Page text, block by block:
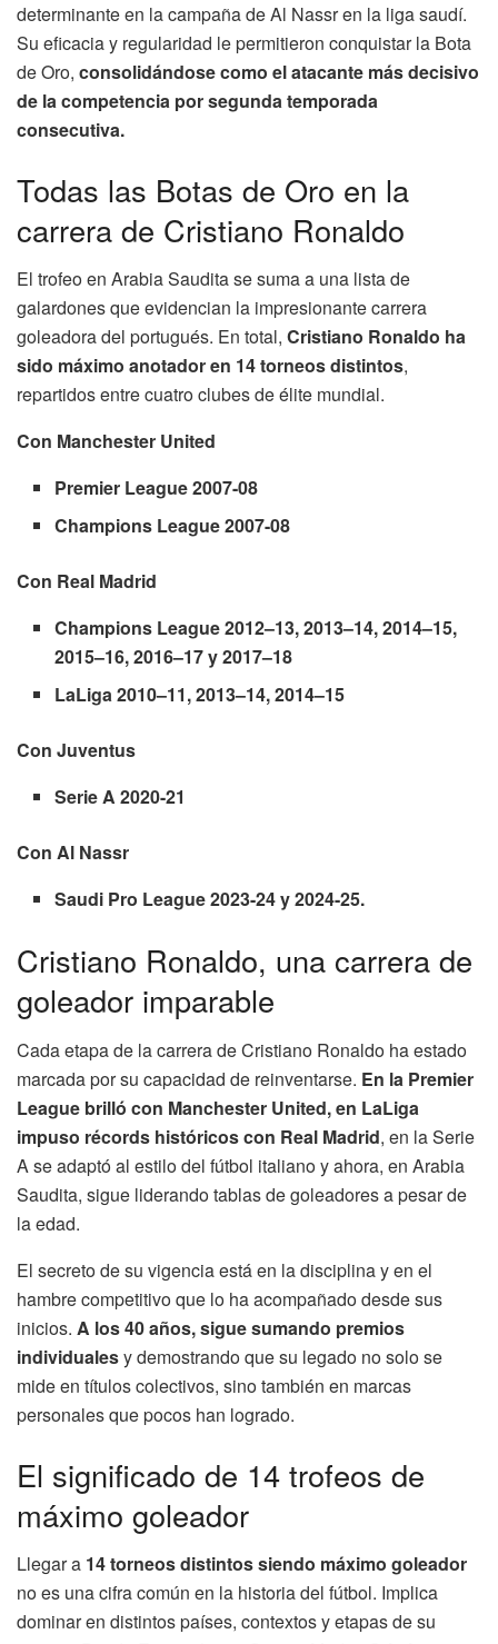
determinante en la campaña de Al Nassr en la liga saudí.
Su eficacia y regularidad le permitieron conquistar la Bota
de Oro, consolidándose como el atacante más decisivo
de la competencia por segunda temporada
consecutiva.
Todas las Botas de Oro en la
carrera de Cristiano Ronaldo
El trofeo en Arabia Saudita se suma a una lista de
galardones que evidencian la impresionante carrera
goleadora del portugués. En total, Cristiano Ronaldo ha
sido máximo anotador en 14 torneos distintos,
repartidos entre cuatro clubes de élite mundial.
Con Manchester United
Premier League 2007-08
Champions League 2007-08
Con Real Madrid
Champions League 2012–13, 2013–14, 2014–15,
2015–16, 2016–17 y 2017–18
LaLiga 2010–11, 2013–14, 2014–15
Con Juventus
Serie A 2020-21
Con Al Nassr
Saudi Pro League 2023-24 y 2024-25.
Cristiano Ronaldo, una carrera de
goleador imparable
Cada etapa de la carrera de Cristiano Ronaldo ha estado
marcada por su capacidad de reinventarse. En la Premier
League brilló con Manchester United, en LaLiga
impuso récords históricos con Real Madrid, en la Serie
A se adaptó al estilo del fútbol italiano y ahora, en Arabia
Saudita, sigue liderando tablas de goleadores a pesar de
la edad.
El secreto de su vigencia está en la disciplina y en el
hambre competitivo que lo ha acompañado desde sus
inicios. A los 40 años, sigue sumando premios
individualesy demostrando que su legado no solo se
mide en títulos colectivos, sino también en marcas
personales que pocos han logrado.
El significado de 14 trofeos de
máximo goleador
Llegar a 14 torneos distintos siendo máximo goleador
no es una cifra común en la historia del fútbol. Implica
dominar en distintos países, contextos y etapas de su